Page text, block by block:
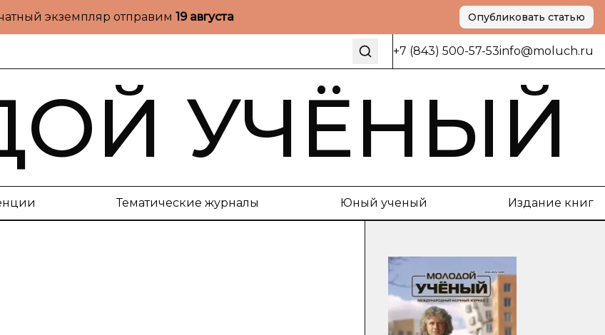
экземпляр отправим 19 августа Опубликовать статью
+7 (843) 500-57-53info@moluch.ru
УЧЁНЫЙ
Тематические журналы Юный ученый Издание книг